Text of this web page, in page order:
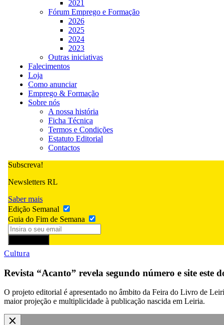
2021
Fórum Emprego e Formação
2026
2025
2024
2023
Outras iniciativas
Falecimentos
Loja
Como anunciar
Emprego & Formação
Sobre nós
A nossa história
Ficha Técnica
Termos e Condições
Estatuto Editorial
Contactos
Subscreva!
Newsletters RL
Saber mais
Edição Semanal
Guia do Fim de Semana
Cultura
Revista “Acanto” revela segundo número e site este
O projeto editorial é apresentado no âmbito da Feira do Livro de
maior projeção e multiplicidade à publicação nascida em Leiria.